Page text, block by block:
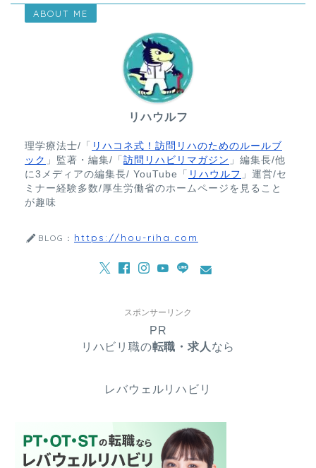
ABOUT ME
リハウルフ
理学療法士/「 リハコネ式！訪問リハのためのルールブ
ック 」監著・編集/「 訪問リハビリマガジン 」編集長/他
に3メディアの編集長/ YouTube「 リハウルフ 」運営/セ
ミナー経験多数/厚生労働省のホームページを見ること
が趣味
BLOG： https://hou-riha.com
スポンサーリンク
PR
リハビリ職の転職・求人 なら
レバウェルリハビリ